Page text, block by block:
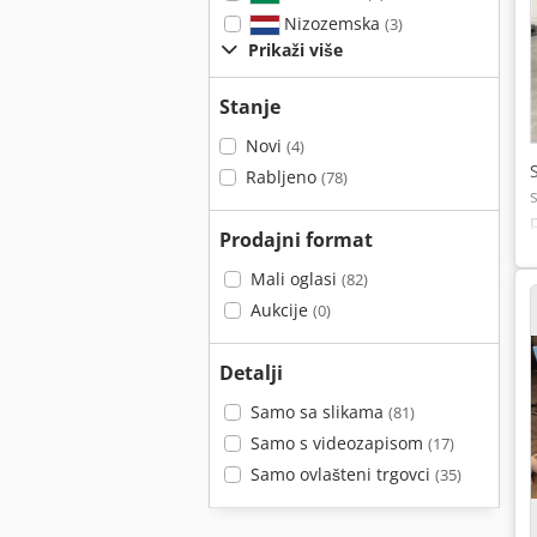
Nizozemska (3)
Prikaži više
Stanje
Novi (4)
Rabljeno (78)
Prodajni format
Mali oglasi (82)
Aukcije (0)
Detalji
Samo sa slikama (81)
Samo s videozapisom (17)
Samo ovlašteni trgovci (35)